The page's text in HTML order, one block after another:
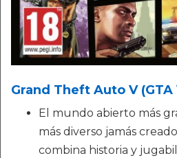
Grand Theft Auto V (GTA
El mundo abierto más
más diverso jamás
combina historia y